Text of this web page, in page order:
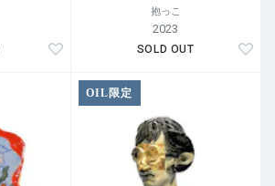
抱っこ
2023
SOLD OUT
OIL限定